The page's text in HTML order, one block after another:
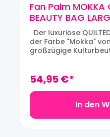
Fan Palm MOKKA
BEAUTY BAG
Kulturbeutel
der Farbe "Mokka"
großzügige
Verfügt über eine
Druckknopf-
gestepptem Samt in
braunen Ton. Maße:
54,95 €*
In den